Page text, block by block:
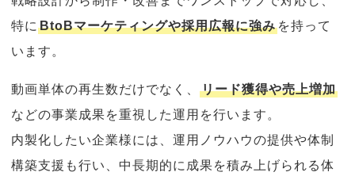
特にBtoBマーケティングや採用広報に強み を持って
います。
動画単体の再生数だけでなく、リード獲得や売上増加
などの事業成果を重視した運用を行います。
内製化したい企業様には、運用ノウハウの提供や体制
構築支援も行い、中長期的に成果を積み上げられる体